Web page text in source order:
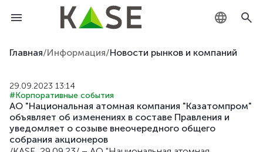
KZ
EN
Главная/Информация/Новости рынков и компаний
29.09.2023 13:14
#Корпоративные события
АО "Национальная атомная компания "Казатомпром"
объявляет об изменениях в составе Правления и
уведомляет о созыве внеочередного общего
собрания акционеров